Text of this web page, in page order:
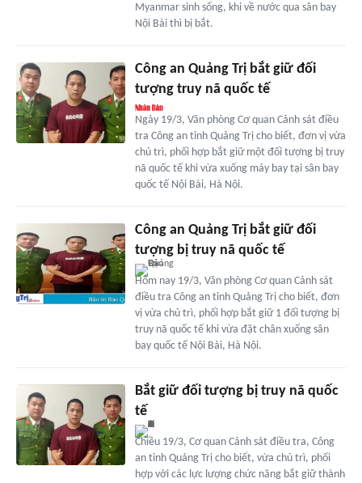
Myanmar sinh sống, khi về nước qua sân bay
Nội Bài thì bị bắt.
Công an Quảng Trị bắt giữ đối
tượng truy nã quốc tế
Ngày 19/3, Văn phòng Cơ quan Cảnh sát điều
tra Công an tỉnh Quảng Trị cho biết, đơn vị vừa
chủ trì, phối hợp bắt giữ một đối tượng bị truy
nã quốc tế khi vừa xuống máy bay tại sân bay
quốc tế Nội Bài, Hà Nội.
Công an Quảng Trị bắt giữ đối
tượng bị truy nã quốc tế
Hôm nay 19/3, Văn phòng Cơ quan Cảnh sát
điều tra Công an tỉnh Quảng Trị cho biết, đơn
vị vừa chủ trì, phối hợp bắt giữ 1 đối tượng bị
truy nã quốc tế khi vừa đặt chân xuống sân
bay quốc tế Nội Bài, Hà Nội.
Bắt giữ đối tượng bị truy nã quốc
tế
Chiều 19/3, Cơ quan Cảnh sát điều tra, Công
an tỉnh Quảng Trị cho biết, vừa chủ trì, phối
hợp với các lực lượng chức năng bắt giữ thành